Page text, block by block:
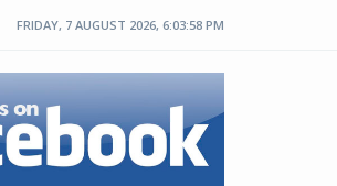
FRIDAY, 7 AUGUST 2026, 6:03:58 PM